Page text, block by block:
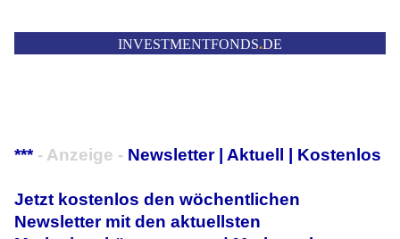
INVESTMENTFONDS.DE
*** - Anzeige - Newsletter | Aktuell | Kostenlos
Jetzt kostenlos den wöchentlichen
Newsletter mit den aktuellsten